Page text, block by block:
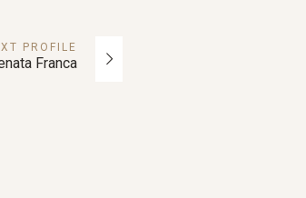
PROFILE
Franca